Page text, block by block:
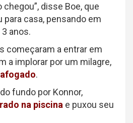
disse Boe, que
para casa, pensando em
anos.
começaram a entrar em
a implorar por um milagre,
afogado.
fundo por Konnor,
na piscina e puxou seu